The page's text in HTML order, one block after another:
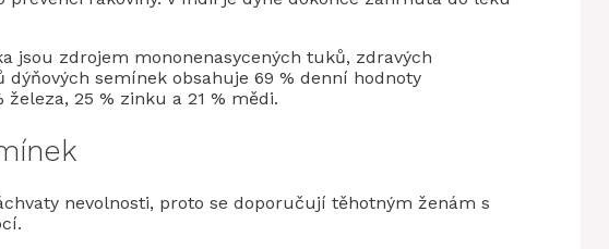
jsou zdrojem mononenasycených tuků, zdravých
semínek obsahuje 69 % denní hodnoty
25 % zinku a 21 % mědi.
nevolnosti, proto se doporučují těhotným ženám s